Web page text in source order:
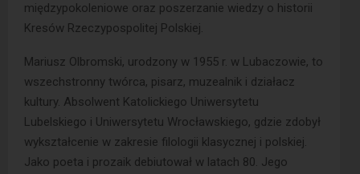
międzypokoleniowe oraz poszerzanie wiedzy o historii
Kresów Rzeczypospolitej Polskiej.
Mariusz Olbromski, urodzony w 1955 r. w Lubaczowie, to
wszechstronny twórca, pisarz, muzealnik i działacz
kultury. Absolwent Katolickiego Uniwersytetu
Lubelskiego i Uniwersytetu Wrocławskiego, gdzie zdobył
wykształcenie w zakresie filologii klasycznej i polskiej.
Jako poeta i prozaik debiutował w latach 80. Jego